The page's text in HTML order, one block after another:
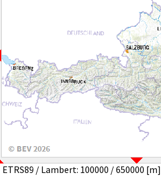
ETRS89 / Lambert: 100000 / 650000 [m]